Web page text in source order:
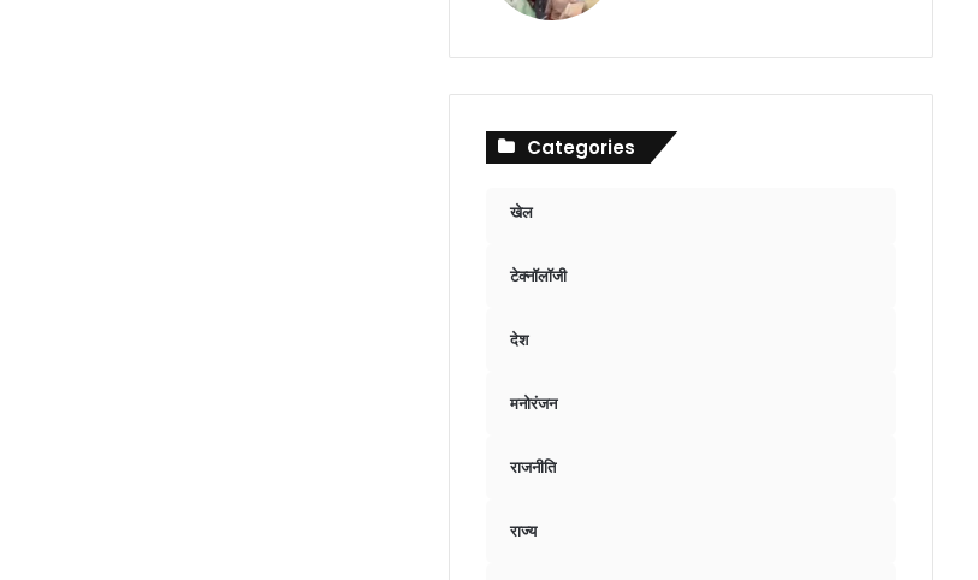
Categories
खेल
टेक्नॉलॉजी
देश
मनोरंजन
राजनीति
राज्य